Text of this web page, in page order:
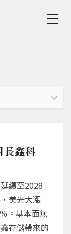
長鑫科
續至2028
美光大漲
。基本面無
存儲帶來的